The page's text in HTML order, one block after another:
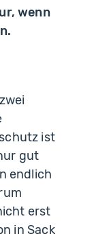
wenn
ist
gut
endlich
erst
in Sack